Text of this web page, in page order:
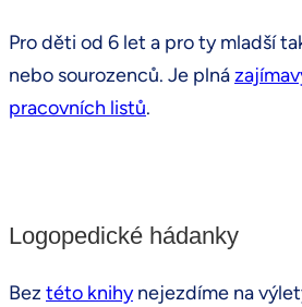
Pro děti od 6 let a pro ty mladší
nebo sourozenců. Je plná
pracovních listů.
Logopedické hádanky
Bez této knihynejezdíme na